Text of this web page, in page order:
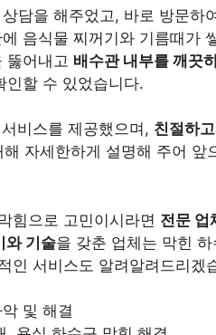
담을 해주었고, 바로 방문하
음식물 찌꺼기와 기름때가
뚫어내고 배수관 내부를 깨끗
인할 수 있었습니다.
비스를 제공했으며, 친절하
해 자세한하게 설명해 주어 앞
힘으로 고민이시라면 전문 업
와 기술을 갖춘 업체는 막힌
인 서비스도 알려알려드리겠
및 해결